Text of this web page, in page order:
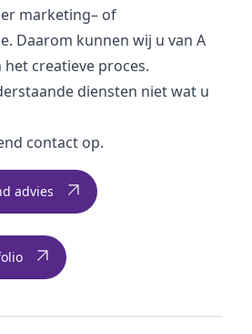
marketing– of
Daarom kunnen wij u van A
creatieve proces.
diensten niet wat u
contact op.
advies